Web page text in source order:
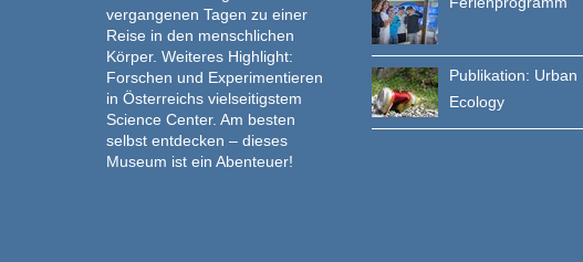
vergangenen Tagen zu einer
Reise in den menschlichen
Körper. Weiteres Highlight:
Forschen und Experimentieren
in Österreichs vielseitigstem
Science Center. Am besten
selbst entdecken – dieses
Museum ist ein Abenteuer!
Publikation: Urban
Ecology